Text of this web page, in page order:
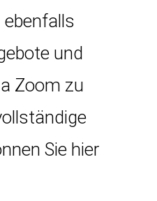
und
Zoom zu
Sie hier